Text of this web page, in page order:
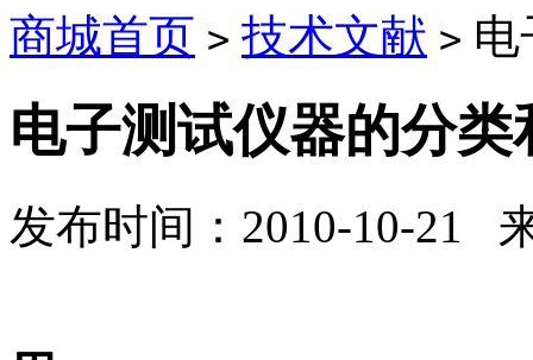
商城首页 > 技术文献 > 电
电子测试仪器的分类
发布时间：2010-10-21